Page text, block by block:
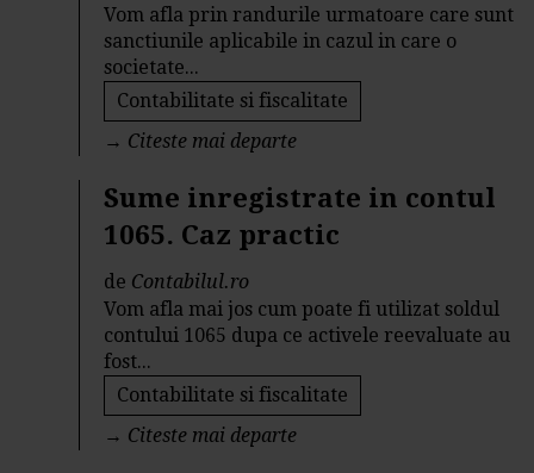
Vom afla prin randurile urmatoare care sunt
sanctiunile aplicabile in cazul in care o
societate...
Contabilitate si fiscalitate
→ Citeste mai departe
Sume inregistrate in contul
1065. Caz practic
de Contabilul.ro
Vom afla mai jos cum poate fi utilizat soldul
contului 1065 dupa ce activele reevaluate au
fost...
Contabilitate si fiscalitate
→ Citeste mai departe